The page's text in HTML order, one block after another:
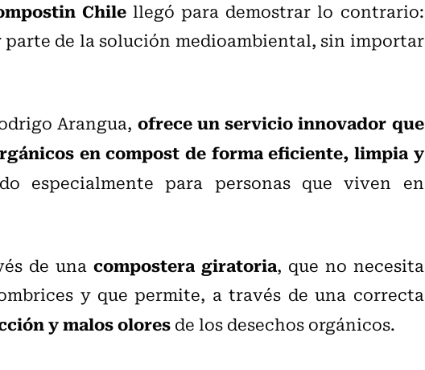
Chilellegó para demostrar lo contrario:
parte de la solución medioambiental, sin importar
Arangua, ofrece un servicio innovador que
en compost de forma eficiente, limpia y
especialmente para personas que viven en
de una compostera giratoria, que no necesita
y que permite, a través de una correcta
y malos oloresde los desechos orgánicos.